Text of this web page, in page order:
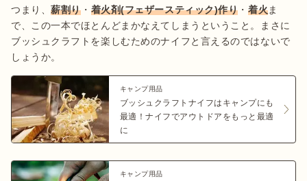
つまり、薪割り・ 着火剤(フェザースティック)作り ・着火ま
で、この一本でほとんどまかなえてしまうということ。まさに
ブッシュクラフトを楽しむためのナイフと言えるのではないで
しょうか。
キャンプ用品
ブッシュクラフトナイフはキャンプにも
最適！ナイフでアウトドアをもっと最適
に
キャンプ用品